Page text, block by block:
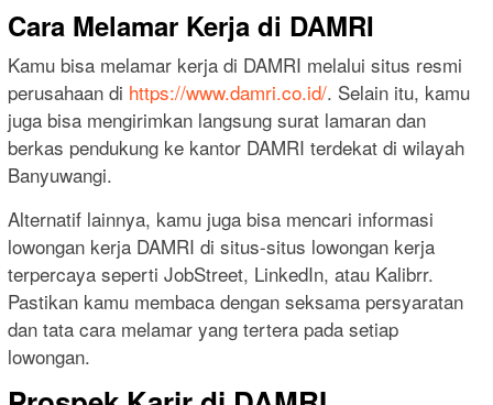
Cara Melamar Kerja di DAMRI
Kamu bisa melamar kerja di DAMRI melalui situs resmi
perusahaan di https://www.damri.co.id/. Selain itu, kamu
juga bisa mengirimkan langsung surat lamaran dan
berkas pendukung ke kantor DAMRI terdekat di wilayah
Banyuwangi.
Alternatif lainnya, kamu juga bisa mencari informasi
lowongan kerja DAMRI di situs-situs lowongan kerja
terpercaya seperti JobStreet, LinkedIn, atau Kalibrr.
Pastikan kamu membaca dengan seksama persyaratan
dan tata cara melamar yang tertera pada setiap
lowongan.